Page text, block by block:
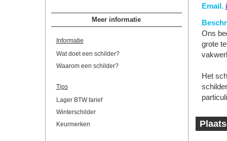
Meer informatie
Informatie
Wat doet een schilder?
Waarom een schilder?
Tips
Lager BTW tarief
Winterschilder
Keurmerken
Email.
Ons
grote
Het